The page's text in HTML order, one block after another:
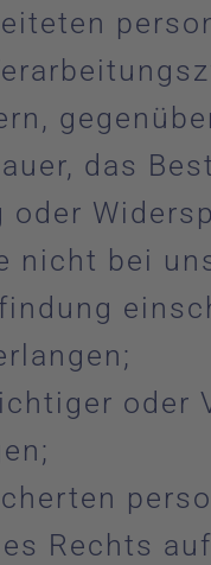
das
nicht bei
oder
Rechts